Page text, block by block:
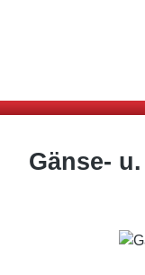
Gänse-
Bildergalerie